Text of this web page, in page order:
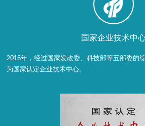
国家企业技术中
2015年，经过国家发改委、科技部等五部委的
为国家认定企业技术中心。